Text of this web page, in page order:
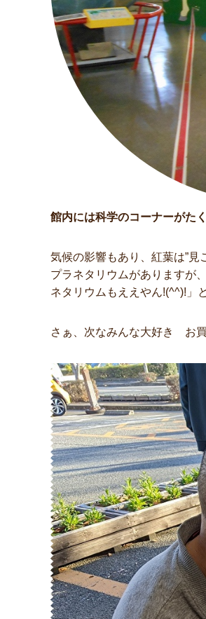
館内には科学のコーナーがた
気候の影響もあり、紅葉は”
プラネタリウムがありますが
ネタリウムもええやん!(^^)!」
さぁ、次なみんな大好き お